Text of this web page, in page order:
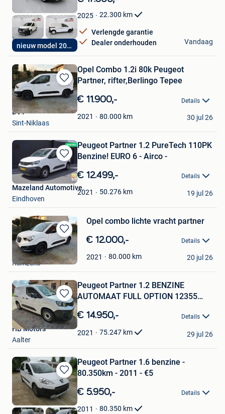
Mijn
Favorieten
nieuw model 2025
2025 22.300 km
Verlengde garantie
Dealer onderhouden
geert
Putte
Vandaag
Bewaren
in
Mijn
Favorieten
Opel Combo 1.2i 80k Peugeot
Partner, rifter,Berlingo Tepee
€ 11.900,- Details
2021 80.000 km
DVT
Sint-Niklaas
30 jul 26
Bewaren
in
Mijn
Favorieten
Peugeot Partner 1.2 PureTech 110PK
Benzine! EURO 6 - Airco -
€ 12.499,- Details
2021 50.276 km
Mazeland Automotive
Eindhoven
19 jul 26
Bewaren
in
Mijn
Favorieten
Opel combo lichte vracht partner
€ 12.000,- Details
2021 80.000 km
ihbo
Kemzeke
20 jul 26
Bewaren
in
Mijn
Favorieten
Peugeot Partner 1.2 BENZINE
AUTOMAAT FULL OPTION 12355
€ 14.950,- Details
2021 75.247 km
HB Motors
Aalter
29 jul 26
Bewaren
in
Mijn
Favorieten
Peugeot Partner 1.6 benzine -
80.350km - 2011 - €5
€ 5.950,- Details
2011 80.350 km